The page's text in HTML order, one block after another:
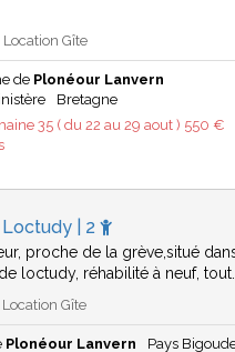
Gîte
de Plonéour Lanvern
Bretagne
35 ( du 22 au 29 aout ) 550 €
Loctudy | 2
proche de la grève,situé
loctudy, réhabilité à neuf, tout…
Gîte
Plonéour Lanvern
Pays